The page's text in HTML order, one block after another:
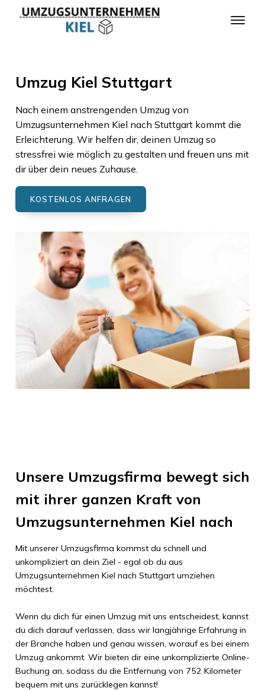
Umzug Kiel Stuttgart
Nach einem anstrengenden Umzug von
Umzugsunternehmen Kiel nach Stuttgartkommt die
Erleichterung. Wir helfen dir, deinen Umzug so
stressfrei wie möglich zu gestalten und freuen uns mit
dir über dein neues Zuhause.
KOSTENLOS ANFRAGEN
Unsere Umzugsfirma bewegt sich
mit ihrer ganzen Kraft von
Umzugsunternehmen Kiel nach
Mit unserer Umzugsfirma kommst du schnell und
unkompliziert an dein Ziel - egal ob du aus
Umzugsunternehmen Kiel nach Stuttgartumziehen
möchtest.
Wenn du dich für einen Umzug mit uns entscheidest, kannst
du dich darauf verlassen, dass wir langjährige Erfahrung in
der Branche haben und genau wissen, worauf es bei einem
Umzug ankommt. Wir bieten dir eine unkomplizierte Online-
Buchung an, sodass du die Entfernung von 752 Kilometer
bequem mit uns zurücklegen kannst!